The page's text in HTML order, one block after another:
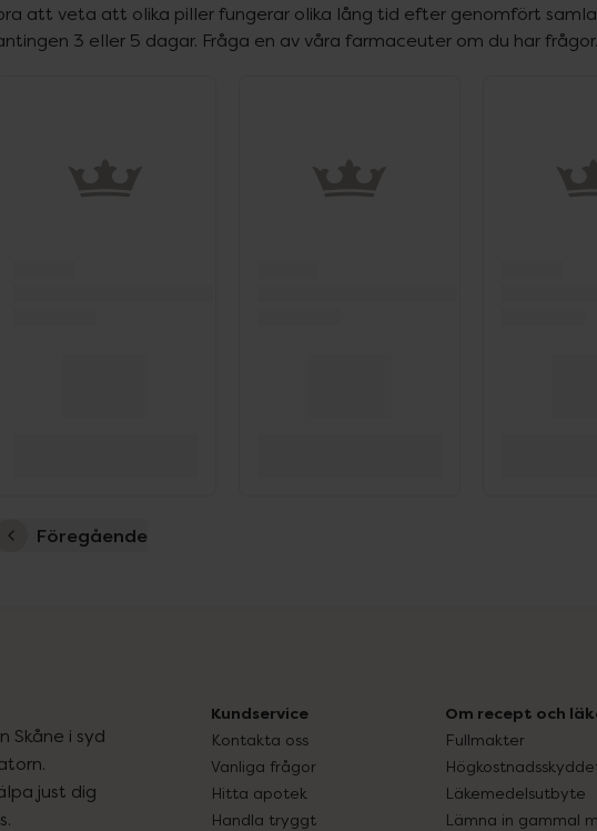
att veta att olika piller fungerar olika lång tid efter genomfört
3 eller 5 dagar. Fråga en av våra farmaceuter om du har frågor.
Föregående
Skåne i syd
just dig
Kundservice
Kontakta oss
Vanliga frågor
Hitta apotek
Handla tryggt
Om recept och
Fullmakter
Läkemedelsutbyte
Lämna in gammal